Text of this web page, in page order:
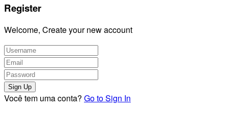
Register
Welcome, Create your new account
Você tem uma conta? Go to Sign In